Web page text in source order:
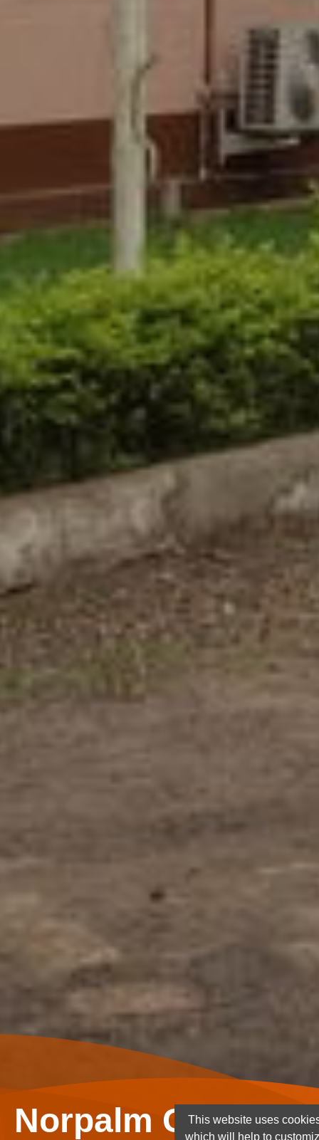
Norpalm Ghana
This website uses
which will help to